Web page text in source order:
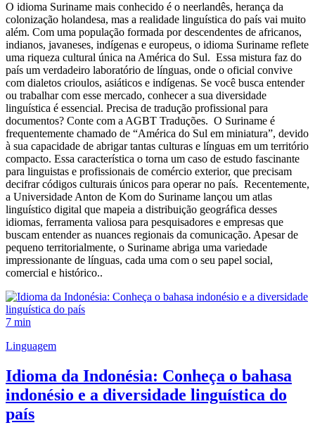
O idioma Suriname mais conhecido é o neerlandês, herança da
colonização holandesa, mas a realidade linguística do país vai muito
além. Com uma população formada por descendentes de africanos,
indianos, javaneses, indígenas e europeus, o idioma Suriname reflete
uma riqueza cultural única na América do Sul. Essa mistura faz do
país um verdadeiro laboratório de línguas, onde o oficial convive
com dialetos crioulos, asiáticos e indígenas. Se você busca entender
ou trabalhar com esse mercado, conhecer a sua diversidade
linguística é essencial. Precisa de tradução profissional para
documentos? Conte com a AGBT Traduções. O Suriname é
frequentemente chamado de “América do Sul em miniatura”, devido
à sua capacidade de abrigar tantas culturas e línguas em um território
compacto. Essa característica o torna um caso de estudo fascinante
para linguistas e profissionais de comércio exterior, que precisam
decifrar códigos culturais únicos para operar no país. Recentemente,
a Universidade Anton de Kom do Suriname lançou um atlas
linguístico digital que mapeia a distribuição geográfica desses
idiomas, ferramenta valiosa para pesquisadores e empresas que
buscam entender as nuances regionais da comunicação. Apesar de
pequeno territorialmente, o Suriname abriga uma variedade
impressionante de línguas, cada uma com o seu papel social,
comercial e histórico..
7 min
Linguagem
Idioma da Indonésia: Conheça o bahasa
indonésio e a diversidade linguística do
país